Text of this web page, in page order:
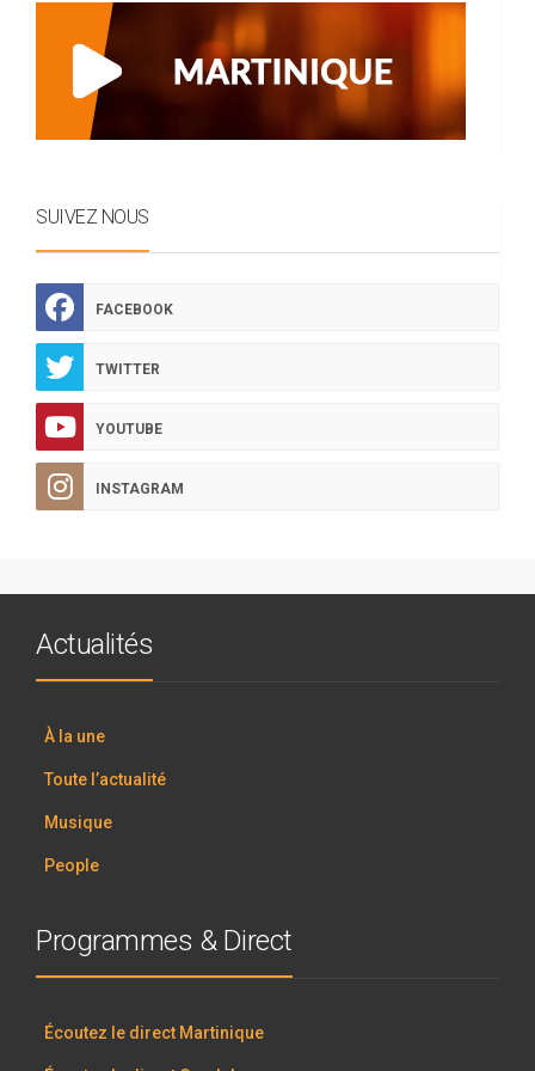
SUIVEZ NOUS
FACEBOOK
TWITTER
YOUTUBE
INSTAGRAM
Actualités
À la une
Toute l’actualité
Musique
People
Programmes & Direct
Écoutez le direct Martinique